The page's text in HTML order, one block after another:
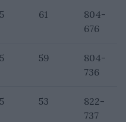
61
804-
676
59
804-
736
53
822-
737